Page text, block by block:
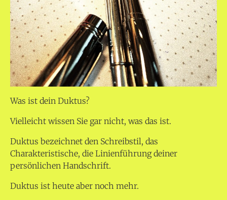
Was ist dein Duktus?
Vielleicht wissen Sie gar nicht, was das ist.
Duktus bezeichnet den Schreibstil, das
Charakteristische, die Linienführung deiner
persönlichen Handschrift.
Duktus ist heute aber noch mehr.